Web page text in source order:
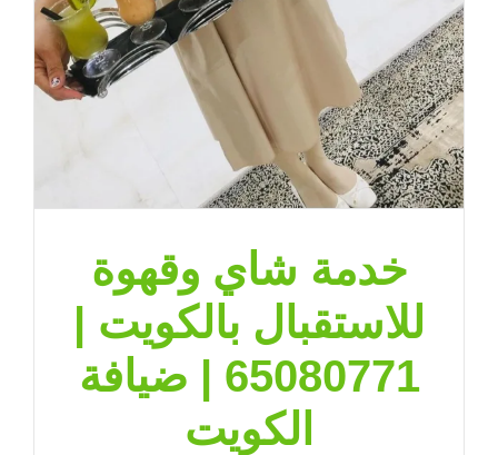
خدمة شاي وقهوة
للاستقبال بالكويت |
65080771 | ضيافة
الكويت